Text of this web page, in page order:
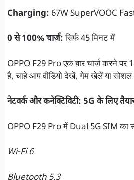
Charging: 67W SuperVOOC
0 से 100% चार्ज:सिर्फ 45 मिनट में
OPPO F29 Pro एक बार चार्ज करने
है, चाहे आप वीडियो देखें, गेम खेलें या सोशल
नेटवर्क और कनेक्टिविटी: 5G के लिए
OPPO F29 Pro में Dual 5G SIM का
Wi-Fi 6